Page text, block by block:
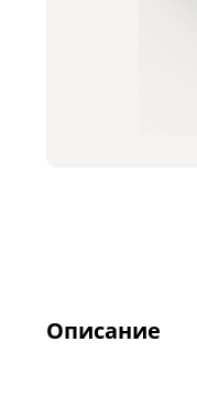
Описание